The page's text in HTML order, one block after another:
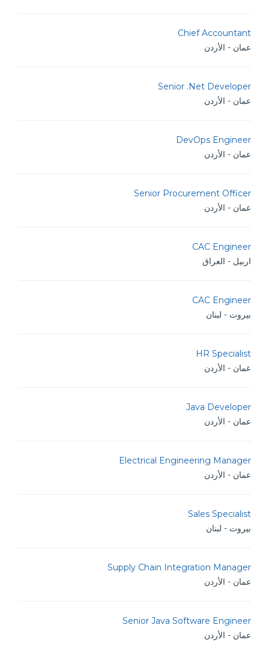
Chief Accountant
عمان - الأردن
Senior .Net Developer
عمان - الأردن
DevOps Engineer
عمان - الأردن
Senior Procurement Officer
عمان - الأردن
CAC Engineer
اربيل - العراق
CAC Engineer
بيروت - لبنان
HR Specialist
عمان - الأردن
Java Developer
عمان - الأردن
Electrical Engineering Manager
عمان - الأردن
Sales Specialist
بيروت - لبنان
Supply Chain Integration Manager
عمان - الأردن
Senior Java Software Engineer
عمان - الأردن